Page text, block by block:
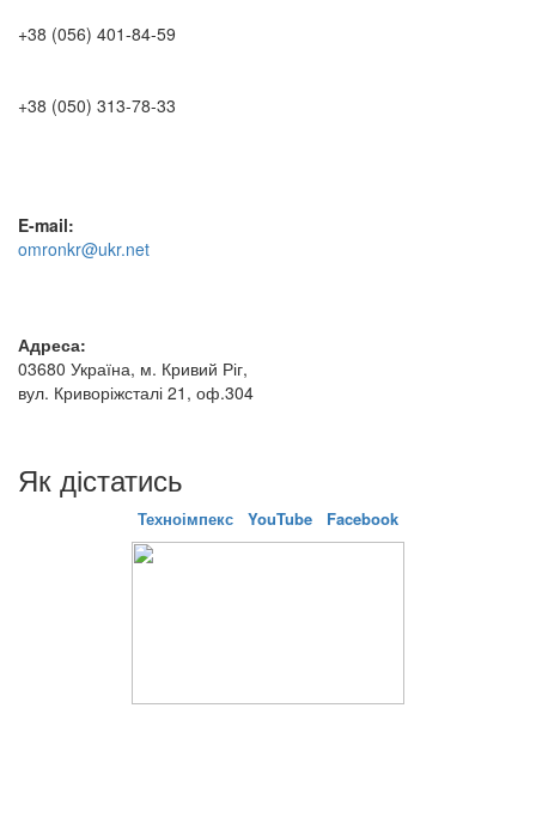
+38 (056) 401-84-59
+38 (050) 313-78-33
E-mail:
omronkr@ukr.net
Адреса:
03680 Україна, м. Кривий Ріг,
вул. Криворіжсталі 21, оф.304
Як дістатись
Техноімпекс YouTube Facebook